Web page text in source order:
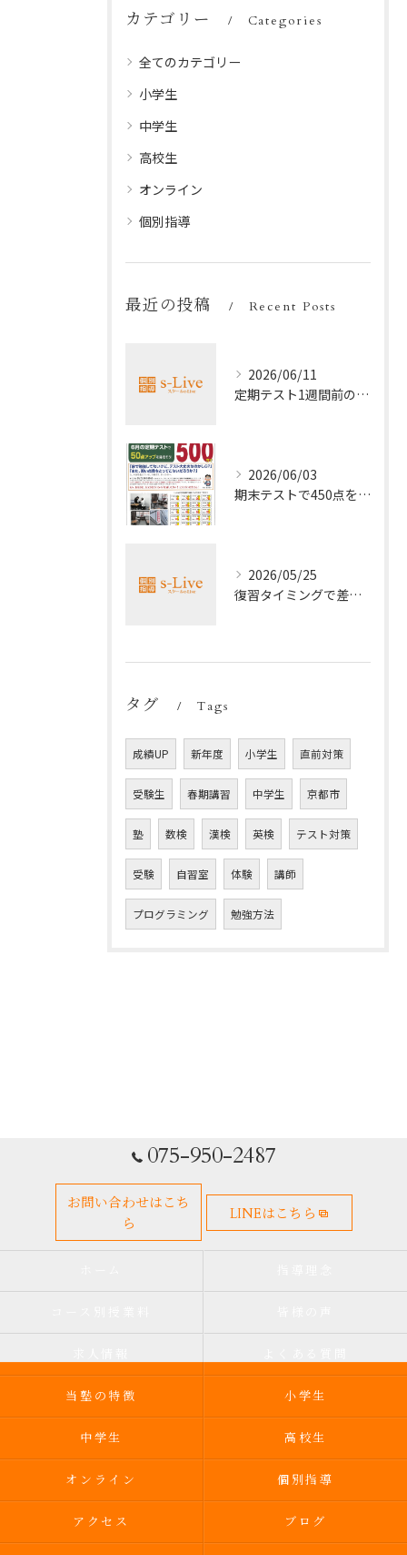
カテゴリー Categories
全てのカテゴリー
小学生
中学生
高校生
オンライン
個別指導
最近の投稿 Recent Posts
2026/06/11
定期テスト1週間前の効率暗記法
2026/06/03
期末テストで450点を取る勉強法
2026/05/25
復習タイミングで差がつく勉強法
タグ Tags
成績UP 新年度 小学生 直前対策
受験生 春期講習 中学生 京都市
塾 数検 漢検 英検 テスト対策
受験 自習室 体験 講師
プログラミング 勉強方法
075-950-2487
お問い合わせはこち
ら
LINEはこちら
当塾の特徴 小学生
中学生 高校生
オンライン 個別指導
アクセス ブログ